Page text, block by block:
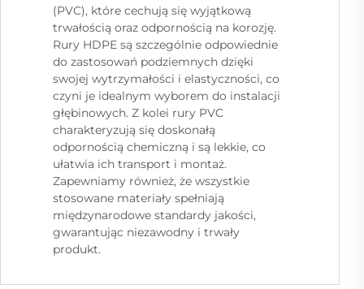
(PVC), które cechują się wyjątkową
trwałością oraz odpornością na korozję.
Rury HDPE są szczególnie odpowiednie
do zastosowań podziemnych dzięki
swojej wytrzymałości i elastyczności, co
czyni je idealnym wyborem do instalacji
głębinowych. Z kolei rury PVC
charakteryzują się doskonałą
odpornością chemiczną i są lekkie, co
ułatwia ich transport i montaż.
Zapewniamy również, że wszystkie
stosowane materiały spełniają
międzynarodowe standardy jakości,
gwarantując niezawodny i trwały
produkt.